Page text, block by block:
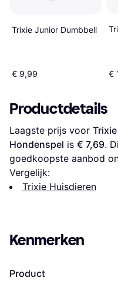
Trixie Junior Dumbbell
€ 9,99 €
Productdetails
Laagste prijs voor
Hondenspel is € 7,69.
goedkoopste aanbod
Vergelijk:
Trixie Huisdieren
Kenmerken
Product